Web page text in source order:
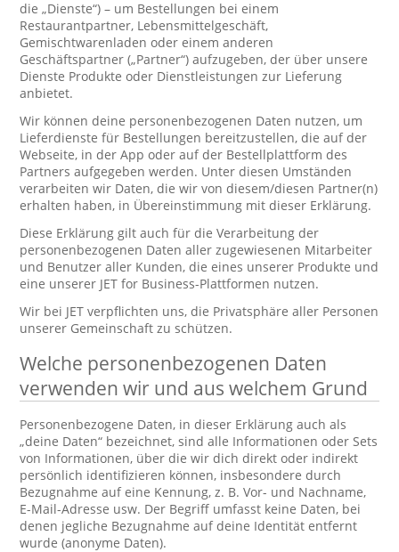
die „Dienste“) – um Bestellungen bei einem
Restaurantpartner, Lebensmittelgeschäft,
Gemischtwarenladen oder einem anderen
Geschäftspartner („Partner“) aufzugeben, der über unsere
Dienste Produkte oder Dienstleistungen zur Lieferung
anbietet.
Wir können deine personenbezogenen Daten nutzen, um
Lieferdienste für Bestellungen bereitzustellen, die auf der
Webseite, in der App oder auf der Bestellplattform des
Partners aufgegeben werden. Unter diesen Umständen
verarbeiten wir Daten, die wir von diesem/diesen Partner(n)
erhalten haben, in Übereinstimmung mit dieser Erklärung.
Diese Erklärung gilt auch für die Verarbeitung der
personenbezogenen Daten aller zugewiesenen Mitarbeiter
und Benutzer aller Kunden, die eines unserer Produkte und
eine unserer JET for Business-Plattformen nutzen.
Wir bei JET verpflichten uns, die Privatsphäre aller Personen
unserer Gemeinschaft zu schützen.
Welche personenbezogenen Daten
verwenden wir und aus welchem Grund
Personenbezogene Daten, in dieser Erklärung auch als
„deine Daten“ bezeichnet, sind alle Informationen oder Sets
von Informationen, über die wir dich direkt oder indirekt
persönlich identifizieren können, insbesondere durch
Bezugnahme auf eine Kennung, z. B. Vor- und Nachname,
E-Mail-Adresse usw. Der Begriff umfasst keine Daten, bei
denen jegliche Bezugnahme auf deine Identität entfernt
wurde (anonyme Daten).